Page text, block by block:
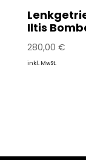
Iltis
280,00 €
inkl. MwSt.